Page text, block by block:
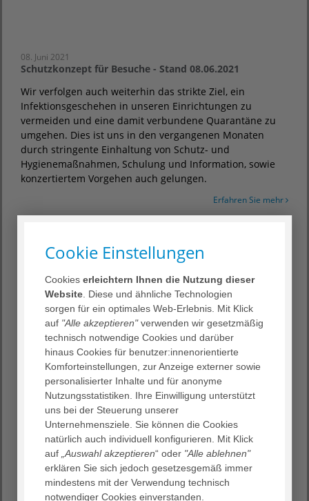
08. Juni 2021
Schutzkonzept für Besuche - Stand 08.06.2021
Wir verfolgen auch weiterhin das strikte Ziel, ein
Infektionsgeschehen in unseren Einrichtungen zu
vermeiden und eine damit verbundene Quarantäne zu
umgehen. Dies ist uns in den vergangenen Monaten
durch stringente Einhaltung von Schutz- und
Hygienemaßnahmen, Schulung und Information, sowie
konzertiertem Vorgehen auch gelungen.
Erfahren Sie mehr
Einblick - Hauszeitung
Liebe Leserinnen und Leser,
genau wie Sie alle hatten auch wir in den letzten Wochen
und Monaten mit der Corona-Pandemie viel zu tun. Die
Corona-Pandemie hält uns auch weiterhin in ihrem Bann.
Trotz der zahlreichen Einschränkungen im öffentlichen,
beruflichen oder privaten Umfeld haben wir uns alle
dafür engagiert gesund und besonnen zu bleiben. In
dieser Zeit haben wir mit vereinten
Kräften die Qualität unserer Pflege und Betreuung
gewährleistet und auch unsere kreativen Fähigkeiten
unter…
Erfahren Sie mehr
Cookie Einstellungen
Cookieserleichtern Ihnen die Nutzung dieser
Website . Diese und ähnliche Technologien
sorgen für ein optimales Web-Erlebnis. Mit Klick
auf "Alle akzeptieren"verwenden wir gesetzmäßig
technisch notwendige Cookies und darüber
hinaus Cookies für benutzer:innenorientierte
Komforteinstellungen, zur Anzeige externer sowie
personalisierter Inhalte und für anonyme
Nutzungsstatistiken. Ihre Einwilligung unterstützt
uns bei der Steuerung unserer
Unternehmensziele. Sie können die Cookies
natürlich auch individuell konfigurieren. Mit Klick
auf „Auswahl akzeptieren“ oder "Alle ablehnen"
erklären Sie sich jedoch gesetzesgemäß immer
mindestens mit der Verwendung technisch
notwendiger Cookies einverstanden.